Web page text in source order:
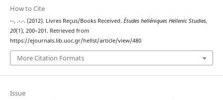
How to Cite
--, .-.-. (2012). Livres Reçus/Books Received. Études helléniques Hellenic Studies,
20(1), 200–201. Retrieved from
https://ejournals.lib.uoc.gr/hellst/article/view/480
More Citation Formats
Issue